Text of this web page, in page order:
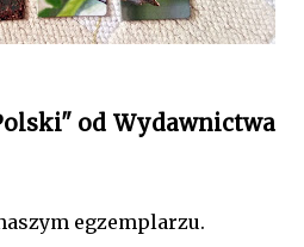
od Wydawnictwa
egzemplarzu.